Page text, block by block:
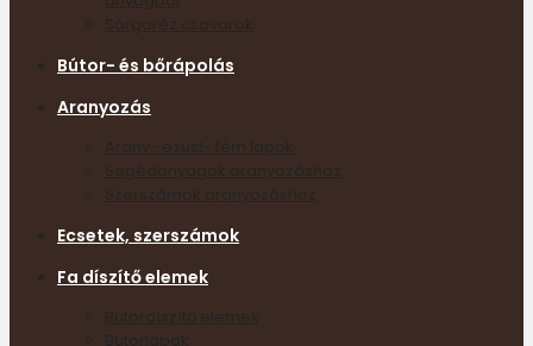
Sárgaréz csavarok
Bútor- és bőrápolás
Aranyozás
Arany- ezüst- fém lapok
Segédanyagok aranyozáshoz
Szerszámok aranyozáshoz
Ecsetek, szerszámok
Fa díszítő elemek
Bútordíszítő elemek
Bútorlábak